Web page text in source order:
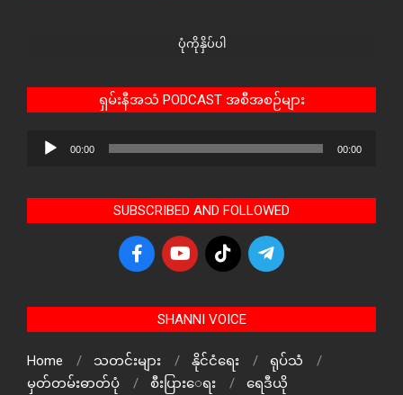
ပုံကိုနှိပ်ပါ
ရှမ်းနီအသံ PODCAST အစီအစဉ်များ
Audio
00:00 00:00
SUBSCRIBED AND FOLLOWED
SHANNI VOICE
Home သတင်းများ နိုင်ငံရေး
ရုပ်သံ
မှတ်တမ်းဓာတ်ပုံ
စီးပြားေရး ရေဒီယို